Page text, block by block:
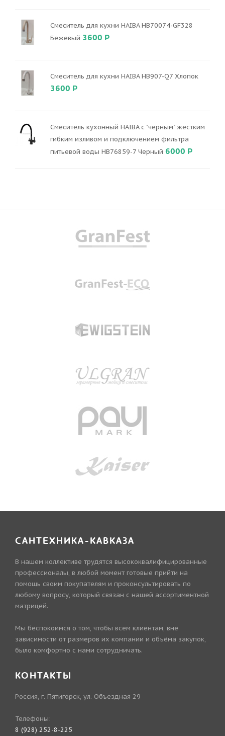
Смеситель для кухни HAIBA HB70074-GF328
Бежевый 3600 Р
Смеситель для кухни HAIBA HB907-Q7 Хлопок
3600 Р
Смеситель кухонный HAIBA с "черным" жестким
гибким изливом и подключением фильтра
питьевой воды HB76859-7 Черный 6000 Р
САНТЕХНИКА-КАВКАЗА
В нашем коллективе трудятся высококвалифицированные
профессионалы, в любой момент готовые прийти на
помощь своим покупателям и проконсультировать по
любому вопросу, который связан с нашей ассортиментной
матрицей.
Мы беспокоимся о том, чтобы всем клиентам, вне
зависимости от размеров их компании и объёма закупок,
было комфортно с нами сотрудничать.
КОНТАКТЫ
Россия, г. Пятигорск, ул. Объездная 29
Телефоны:
8 (928) 252-8-225